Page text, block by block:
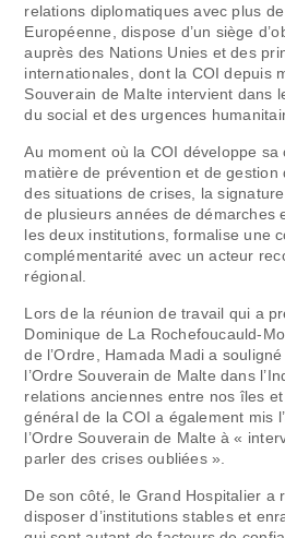
relations diplomatiques avec plus
Européenne, dispose d’un siège
auprès des Nations Unies et des
internationales, dont la COI depuis
Souverain de Malte intervient dans
du social et des urgences
Au moment où la COI développe sa
matière de prévention et de gestion
des situations de crises, la
de plusieurs années de démarches
les deux institutions, formalise une
complémentarité avec un acteur
régional.
Lors de la réunion de travail qui a
Dominique de La Rochefoucauld-
de l’Ordre, Hamada Madi a
l’Ordre Souverain de Malte dans
relations anciennes entre nos îles
général de la COI a également mis
l’Ordre Souverain de Malte à «
parler des crises oubliées ».
De son côté, le Grand Hospitalier a
disposer d’institutions stables et